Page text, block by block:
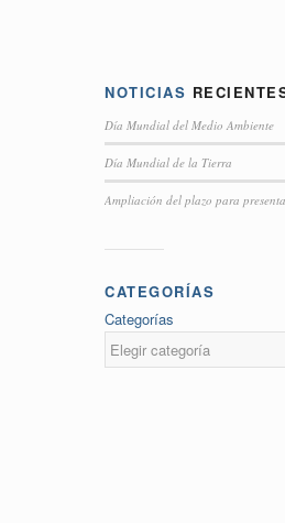
NOTICIAS
Día Mundial del Medio Ambiente
Día Mundial de la Tierra
Ampliación del plazo para
CATEGORÍAS
Categorías